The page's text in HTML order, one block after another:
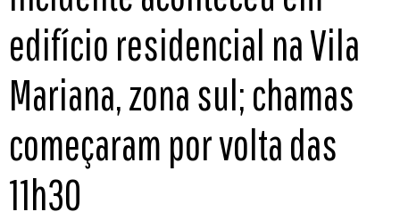
edifício residencial na Vila
Mariana, zona sul; chamas
começaram por volta das
11h30